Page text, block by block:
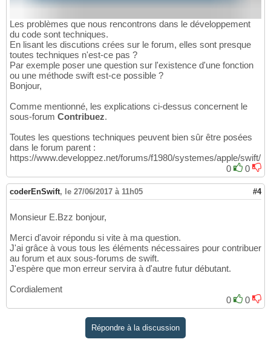
Les problèmes que nous rencontrons dans le développement
du code sont techniques.
En lisant les discutions crées sur le forum, elles sont presque
toutes techniques n'est-ce pas ?
Par exemple poser une question sur l'existence d'une fonction
ou une méthode swift est-ce possible ?
Bonjour,
Comme mentionné, les explications ci-dessus concernent le
sous-forum Contribuez.
Toutes les questions techniques peuvent bien sûr être posées
dans le forum parent :
https://www.developpez.net/forums/f1980/systemes/apple/swift/
0
0
coderEnSwift, le 27/06/2017 à 11h05 #4
Monsieur E.Bzz bonjour,
Merci d'avoir répondu si vite à ma question.
J'ai grâce à vous tous les éléments nécessaires pour contribuer
au forum et aux sous-forums de swift.
J'espère que mon erreur servira à d'autre futur débutant.
Cordialement
0
0
Répondre à la discussion